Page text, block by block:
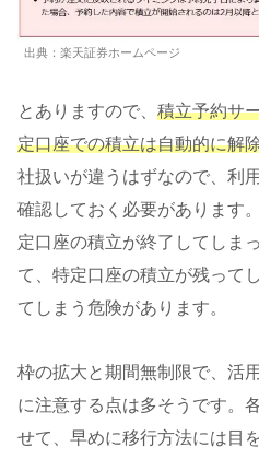
出典：楽天証券ホームページ
とありますので、 積立予約サ
定口座での積立は自動的に解
社扱いが違うはずなので、利
確認しておく必要があります
定口座の積立が終了してしま
て、特定口座の積立が残って
てしまう危険があります。
枠の拡大と期間無制限で、活
に注意する点は多そうです。
せて、早めに移行方法には目